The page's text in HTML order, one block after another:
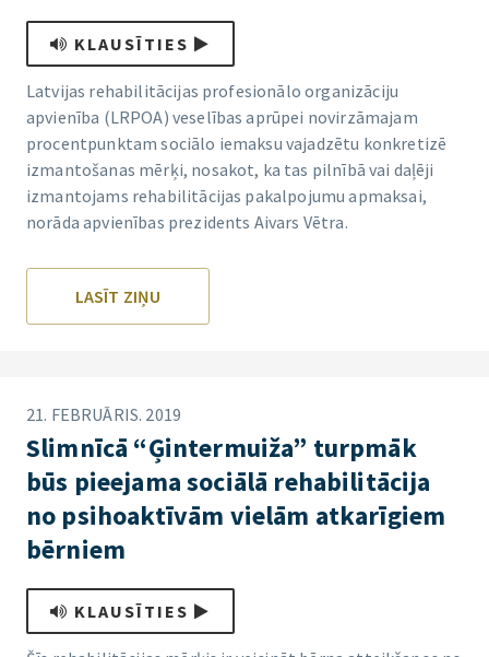
KLAUSĪTIES
Latvijas rehabilitācijas profesionālo organizāciju
apvienība (LRPOA) veselības aprūpei novirzāmajam
procentpunktam sociālo iemaksu vajadzētu konkretizē
izmantošanas mērķi, nosakot, ka tas pilnībā vai daļēji
izmantojams rehabilitācijas pakalpojumu apmaksai,
norāda apvienības prezidents Aivars Vētra.
LASĪT ZIŅU
21. FEBRUĀRIS. 2019
Slimnīcā “Ģintermuiža” turpmāk
būs pieejama sociālā rehabilitācija
no psihoaktīvām vielām atkarīgiem
bērniem
KLAUSĪTIES